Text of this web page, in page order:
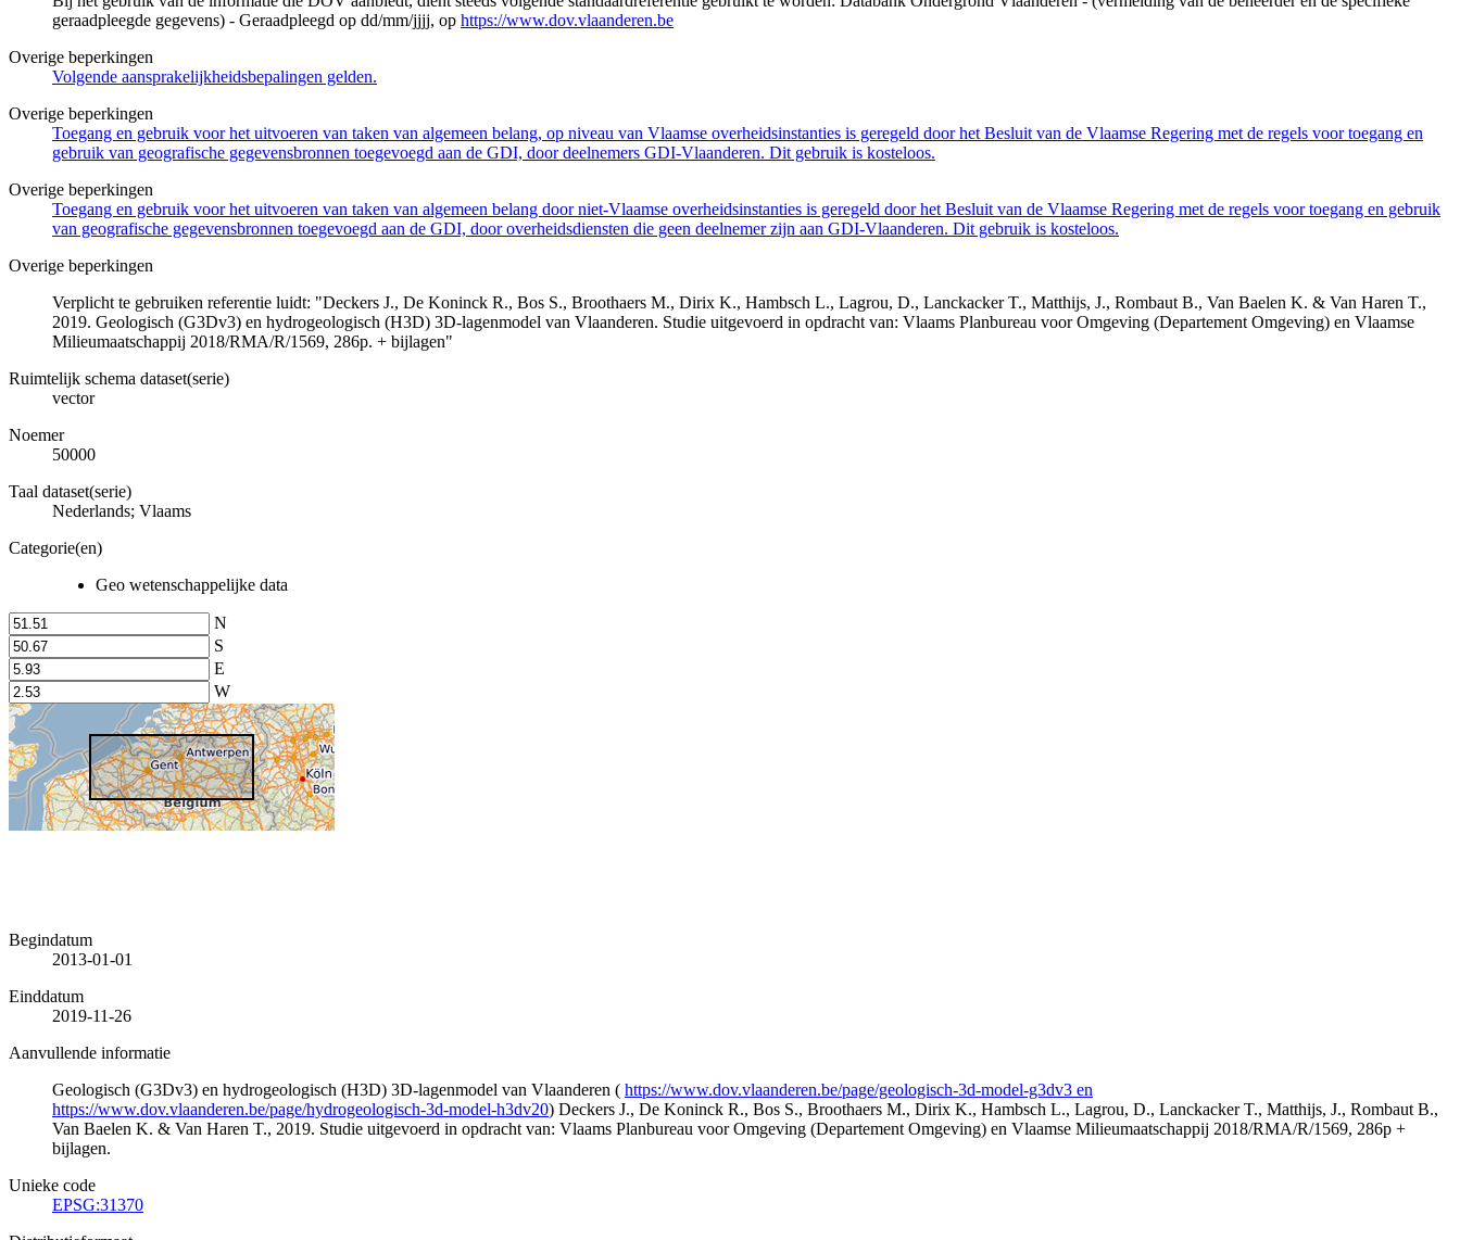
geraadpleegde gegevens) - Geraadpleegd op dd/mm/jjjj, op https://www.dov.vlaanderen.be
Overige beperkingen
Volgende aansprakelijkheidsbepalingen gelden.
Overige beperkingen
Toegang en gebruik voor het uitvoeren van taken van algemeen belang, op niveau van Vlaamse overheidsinstanties is geregeld door het Besluit van de Vlaamse Regering met de regels voor toegang en
gebruik van geografische gegevensbronnen toegevoegd aan de GDI, door deelnemers GDI-Vlaanderen. Dit gebruik is kosteloos.
Overige beperkingen
Toegang en gebruik voor het uitvoeren van taken van algemeen belang door niet-Vlaamse overheidsinstanties is geregeld door het Besluit van de Vlaamse Regering met de regels voor toegang en gebruik
van geografische gegevensbronnen toegevoegd aan de GDI, door overheidsdiensten die geen deelnemer zijn aan GDI-Vlaanderen. Dit gebruik is kosteloos.
Overige beperkingen
Verplicht te gebruiken referentie luidt: "Deckers J., De Koninck R., Bos S., Broothaers M., Dirix K., Hambsch L., Lagrou, D., Lanckacker T., Matthijs, J., Rombaut B., Van Baelen K. & Van Haren T.,
2019. Geologisch (G3Dv3) en hydrogeologisch (H3D) 3D-lagenmodel van Vlaanderen. Studie uitgevoerd in opdracht van: Vlaams Planbureau voor Omgeving (Departement Omgeving) en Vlaamse
Milieumaatschappij 2018/RMA/R/1569, 286p. + bijlagen"
Ruimtelijk schema dataset(serie)
vector
Noemer
50000
Taal dataset(serie)
Nederlands; Vlaams
Categorie(en)
Geo wetenschappelijke data
N
S
E
W
Begindatum
2013-01-01
Einddatum
2019-11-26
Aanvullende informatie
Geologisch (G3Dv3) en hydrogeologisch (H3D) 3D-lagenmodel van Vlaanderen ( https://www.dov.vlaanderen.be/page/geologisch-3d-model-g3dv3 en
https://www.dov.vlaanderen.be/page/hydrogeologisch-3d-model-h3dv20) Deckers J., De Koninck R., Bos S., Broothaers M., Dirix K., Hambsch L., Lagrou, D., Lanckacker T., Matthijs, J., Rombaut B.,
Van Baelen K. & Van Haren T., 2019. Studie uitgevoerd in opdracht van: Vlaams Planbureau voor Omgeving (Departement Omgeving) en Vlaamse Milieumaatschappij 2018/RMA/R/1569, 286p +
bijlagen.
Unieke code
EPSG:31370